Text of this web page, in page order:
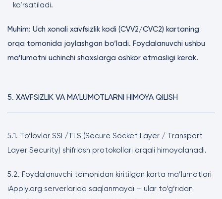
ko‘rsatiladi.
Muhim: Uch xonali xavfsizlik kodi (CVV2/CVC2) kartaning
orqa tomonida joylashgan bo‘ladi. Foydalanuvchi ushbu
ma’lumotni uchinchi shaxslarga oshkor etmasligi kerak.
5. XAVFSIZLIK VA MA’LUMOTLARNI HIMOYA QILISH
5.1. To‘lovlar SSL/TLS (Secure Socket Layer / Transport
Layer Security) shifrlash protokollari orqali himoyalanadi.
5.2. Foydalanuvchi tomonidan kiritilgan karta ma’lumotlari
iApply.org serverlarida saqlanmaydi — ular to‘g‘ridan